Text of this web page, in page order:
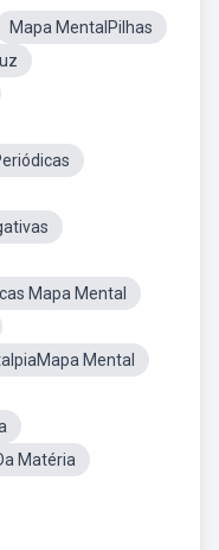
Mapa MentalPilhas
Mapa Mental
Mental
Matéria